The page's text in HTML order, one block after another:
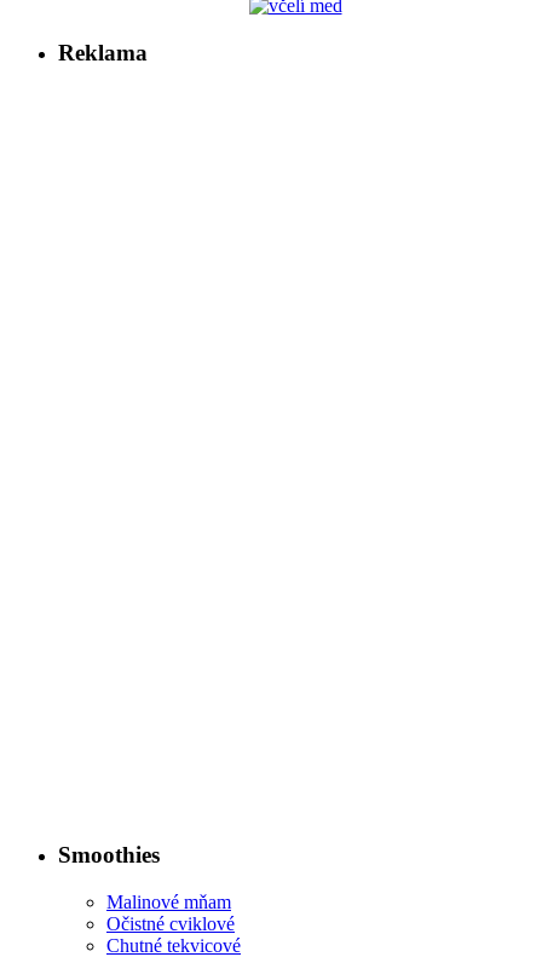
Reklama
Smoothies
Malinové mňam
Očistné cviklové
Chutné tekvicové